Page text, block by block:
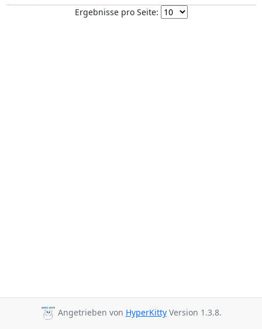
Ergebnisse pro Seite:
Angetrieben von HyperKittyVersion 1.3.8.